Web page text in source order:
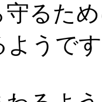
るた
ようで